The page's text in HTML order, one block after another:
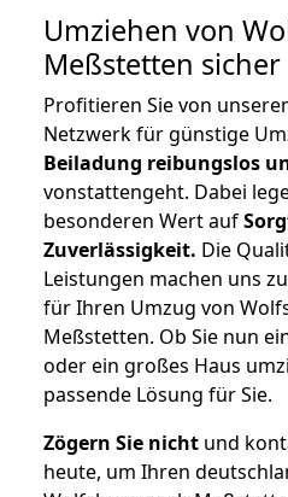
Umziehen von
Meßstetten
Profitieren Sie von
Netzwerk für günstige
Beiladung reibungslos
vonstattengeht. Dabei
besonderen Wert auf
Zuverlässigkeit. Die
Leistungen machen uns
für Ihren Umzug von
Meßstetten. Ob Sie nun
oder ein großes Haus
passende Lösung für Sie.
Zögern Sie nicht und
heute, um Ihren